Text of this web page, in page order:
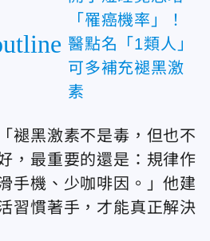
「罹癌機率」！
醫點名「1類人」
可多補充褪黑激
素
褪黑激素不是毒，但也不
，最重要的還是：規律作
手機、少咖啡因。」他建
習慣著手，才能真正解決